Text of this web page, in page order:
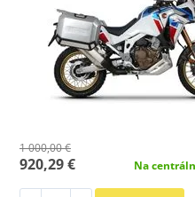
1 000,00 €
920,29 € Na